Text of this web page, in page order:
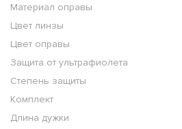
Материал оправы
Цвет линзы
Цвет оправы
Защита от ультрафиолета
Степень защиты
Комплект
Длина дужки